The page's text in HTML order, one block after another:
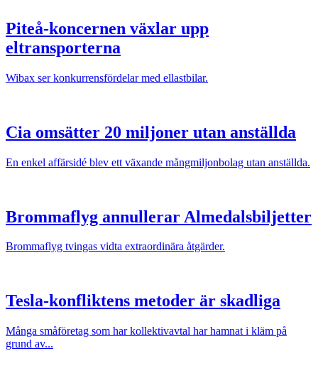
Piteå-koncernen växlar upp
eltransporterna
Wibax ser konkurrensfördelar med ellastbilar.
Cia omsätter 20 miljoner utan anställda
En enkel affärsidé blev ett växande mångmiljonbolag utan anställda.
Brommaflyg annullerar Almedalsbiljetter
Brommaflyg tvingas vidta extraordinära åtgärder.
Tesla-konfliktens metoder är skadliga
Många småföretag som har kollektivavtal har hamnat i kläm på
grund av...